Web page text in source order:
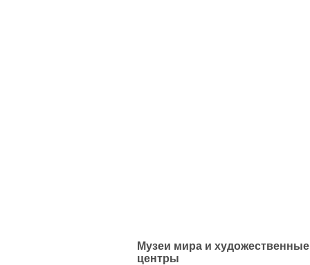
Музеи мира и художественные
центры